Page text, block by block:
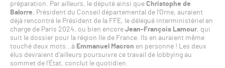
préparation. Par ailleurs, le député ainsi que Christophe de
Balorre, Président du Conseil départemental de l’Orne, auraient
déjà rencontré le Président de la FFE, le délégué interministériel en
charge de Paris 2024, ou bien encore Jean-François Lamour, qui
suit le dossier pour la région Ile de France. Ils en auraient même
touché deux mots…à Emmanuel Macron en personne ! Les deux
élus devraient d’ailleurs poursuivre ce travail de lobbying au
sommet de l’État, conclut le quotidien.